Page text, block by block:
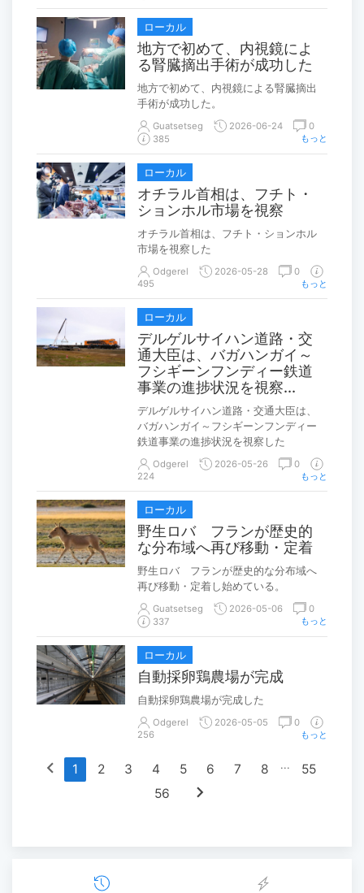
ローカル
地方で初めて、内視鏡によ
る腎臓摘出手術が成功した
地方で初めて、内視鏡による腎臓摘出
手術が成功した。
Guatsetseg 2026-06-24
0
385
もっと
ローカル
オチラル首相は、フチト・
ションホル市場を視察
オチラル首相は、フチト・ションホル
市場を視察した
Odgerel 2026-05-28
0
495
もっと
ローカル
デルゲルサイハン道路・交
通大臣は、バガハンガイ～
フシギーンフンディー鉄道
事業の進捗状況を視察...
デルゲルサイハン道路・交通大臣は、
バガハンガイ～フシギーンフンディー
鉄道事業の進捗状況を視察した
Odgerel 2026-05-26
0
224
もっと
ローカル
野生ロバ フランが歴史的
な分布域へ再び移動・定着
野生ロバ フランが歴史的な分布域へ
再び移動・定着し始めている。
Guatsetseg 2026-05-06
0
337
もっと
ローカル
自動採卵鶏農場が完成
自動採卵鶏農場が完成した
Odgerel 2026-05-05
0
256
もっと
chevron_left 1 2 3 4 5 6 7 8 ...
55
56
chevron_right